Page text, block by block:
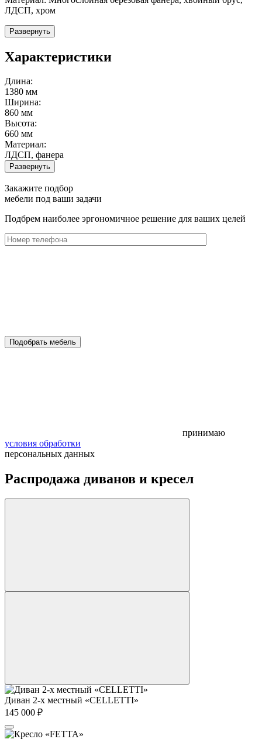
ЛДСП, хром
Развернуть
Характеристики
Длина:
1380 мм
Ширина:
860 мм
Высота:
660 мм
Материал:
ЛДСП, фанера
Развернуть
Закажите подбор
мебели под ваши задачи
Подбрем наиболее эргономичное решение для ваших целей
Подобрать мебель
принимаю
условия обработки
персональных данных
Распродажа диванов и кресел
Диван 2-х местный «CELLETTI»
145 000 ₽